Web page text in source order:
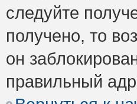
следуйте
получено, то
он
правильный